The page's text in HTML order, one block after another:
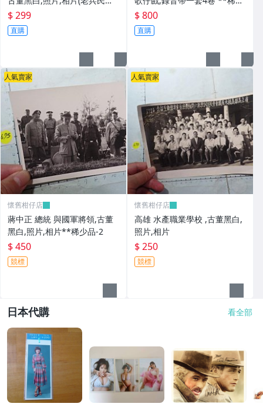
8年從大陸帶來台灣的) **稀少
品6
$ 299
直購
品
$ 800
直購
人氣賣家
懷舊柑仔店
蔣中正 總統 與國軍將領,古董
黑白,照片,相片**稀少品-2
$ 450
競標
人氣賣家
懷舊柑仔店
高雄 水產職業學校 ,古董黑白,
照片,相片
$ 250
競標
日本代購 看全部